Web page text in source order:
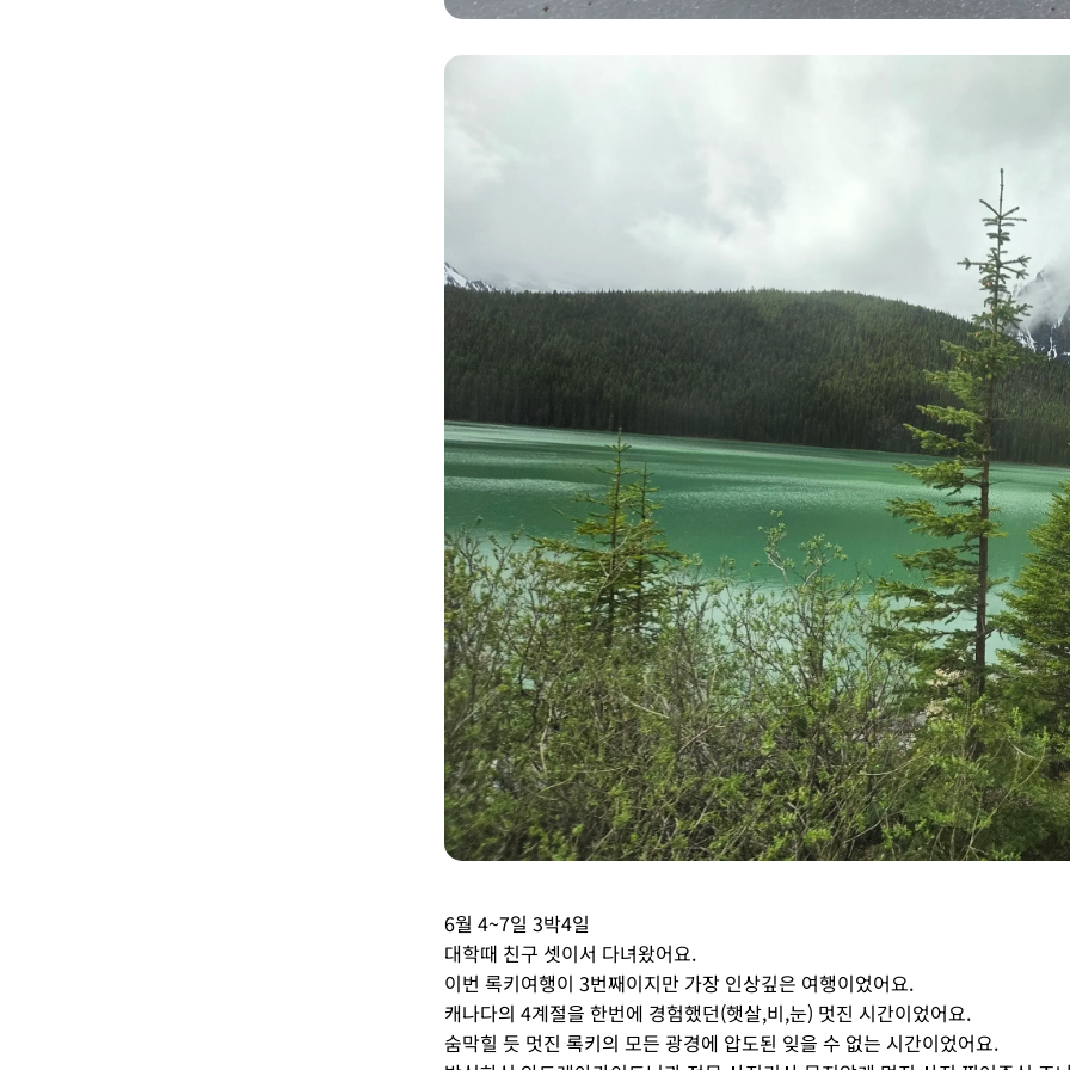
6월 4~7일 3박4일
대학때 친구 셋이서 다녀왔어요.
이번 록키여행이 3번째이지만 가장 인상깊은 여행이었어요.
캐나다의 4계절을 한번에 경험했던(햇살,비,눈) 멋진 시간이었어요.
숨막힐 듯 멋진 록키의 모든 광경에 압도된 잊을 수 없는 시간이었어요.